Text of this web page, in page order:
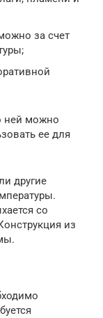
за счет
ней можно
ее для
другие
со
из